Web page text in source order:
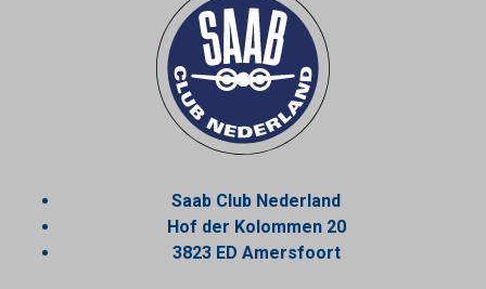
Saab Club Nederland
Hof der Kolommen 20
3823 ED Amersfoort